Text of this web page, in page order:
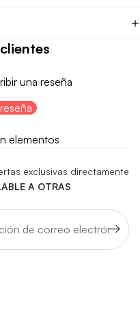
una reseña
elementos
exclusivas directamente
A OTRAS